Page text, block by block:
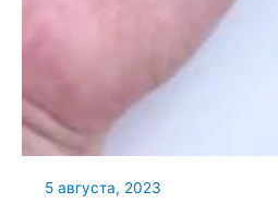
5 августа, 2023